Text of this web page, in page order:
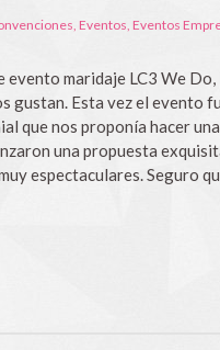
, Eventos, Eventos
maridaje LC3 We
Esta vez el evento
que nos proponía hacer
una propuesta
espectaculares. Seguro